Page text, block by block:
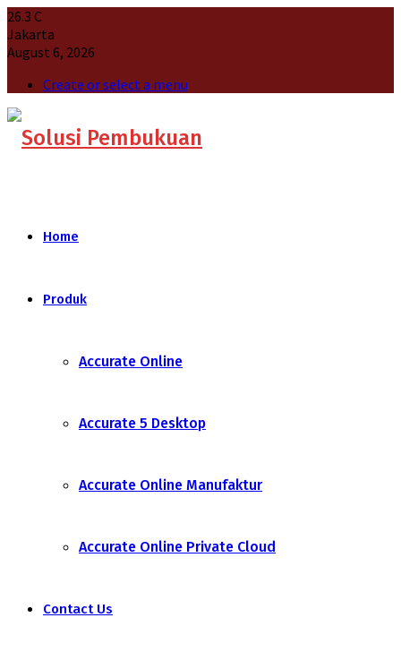
26.3 C
Jakarta
August 6, 2026
Create or select a menu
Home
Produk
Accurate Online
Accurate 5 Desktop
Accurate Online Manufaktur
Accurate Online Private Cloud
Contact Us